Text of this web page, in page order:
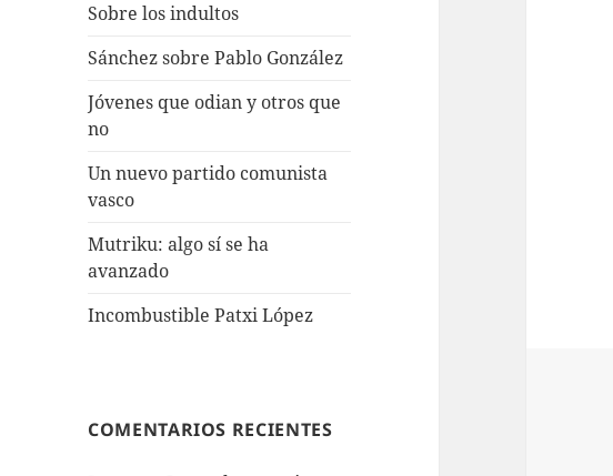
Sobre los indultos
Sánchez sobre Pablo González
Jóvenes que odian y otros que
no
Un nuevo partido comunista
vasco
Mutriku: algo sí se ha
avanzado
Incombustible Patxi López
COMENTARIOS RECIENTES